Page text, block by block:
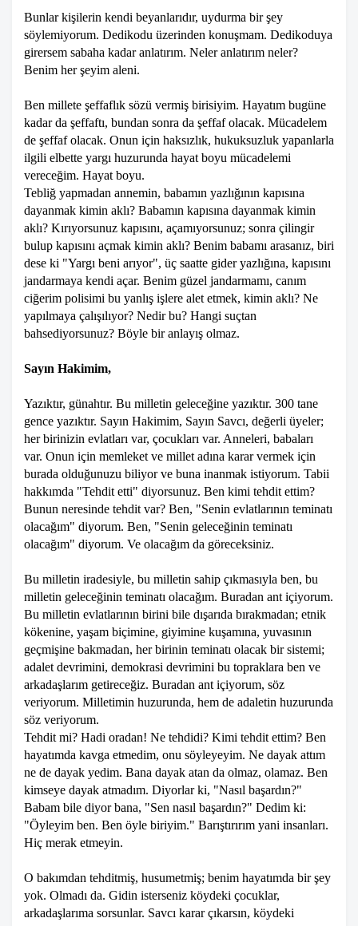
Bunlar kişilerin kendi beyanlarıdır, uydurma bir şey
söylemiyorum. Dedikodu üzerinden konuşmam. Dedikoduya
girersem sabaha kadar anlatırım. Neler anlatırım neler?
Benim her şeyim aleni.
Ben millete şeffaflık sözü vermiş birisiyim. Hayatım bugüne
kadar da şeffaftı, bundan sonra da şeffaf olacak. Mücadelem
de şeffaf olacak. Onun için haksızlık, hukuksuzluk yapanlarla
ilgili elbette yargı huzurunda hayat boyu mücadelemi
vereceğim. Hayat boyu.
Tebliğ yapmadan annemin, babamın yazlığının kapısına
dayanmak kimin aklı? Babamın kapısına dayanmak kimin
aklı? Kırıyorsunuz kapısını, açamıyorsunuz; sonra çilingir
bulup kapısını açmak kimin aklı? Benim babamı arasanız, biri
dese ki "Yargı beni arıyor", üç saatte gider yazlığına, kapısını
jandarmaya kendi açar. Benim güzel jandarmamı, canım
ciğerim polisimi bu yanlış işlere alet etmek, kimin aklı? Ne
yapılmaya çalışılıyor? Nedir bu? Hangi suçtan
bahsediyorsunuz? Böyle bir anlayış olmaz.
Sayın Hakimim,
Yazıktır, günahtır. Bu milletin geleceğine yazıktır. 300 tane
gence yazıktır. Sayın Hakimim, Sayın Savcı, değerli üyeler;
her birinizin evlatları var, çocukları var. Anneleri, babaları
var. Onun için memleket ve millet adına karar vermek için
burada olduğunuzu biliyor ve buna inanmak istiyorum. Tabii
hakkımda "Tehdit etti" diyorsunuz. Ben kimi tehdit ettim?
Bunun neresinde tehdit var? Ben, "Senin evlatlarının teminatı
olacağım" diyorum. Ben, "Senin geleceğinin teminatı
olacağım" diyorum. Ve olacağım da göreceksiniz.
Bu milletin iradesiyle, bu milletin sahip çıkmasıyla ben, bu
milletin geleceğinin teminatı olacağım. Buradan ant içiyorum.
Bu milletin evlatlarının birini bile dışarıda bırakmadan; etnik
kökenine, yaşam biçimine, giyimine kuşamına, yuvasının
geçmişine bakmadan, her birinin teminatı olacak bir sistemi;
adalet devrimini, demokrasi devrimini bu topraklara ben ve
arkadaşlarım getireceğiz. Buradan ant içiyorum, söz
veriyorum. Milletimin huzurunda, hem de adaletin huzurunda
söz veriyorum.
Tehdit mi? Hadi oradan! Ne tehdidi? Kimi tehdit ettim? Ben
hayatımda kavga etmedim, onu söyleyeyim. Ne dayak attım
ne de dayak yedim. Bana dayak atan da olmaz, olamaz. Ben
kimseye dayak atmadım. Diyorlar ki, "Nasıl başardın?"
Babam bile diyor bana, "Sen nasıl başardın?" Dedim ki:
"Öyleyim ben. Ben öyle biriyim." Barıştırırım yani insanları.
Hiç merak etmeyin.
O bakımdan tehditmiş, husumetmiş; benim hayatımda bir şey
yok. Olmadı da. Gidin isterseniz köydeki çocuklar,
arkadaşlarıma sorsunlar. Savcı karar çıkarsın, köydeki